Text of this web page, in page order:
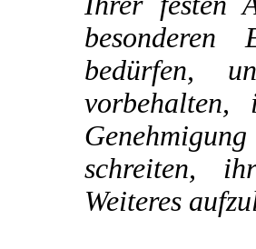
besonderen
bedürfen,
schreiten,
Weiteres